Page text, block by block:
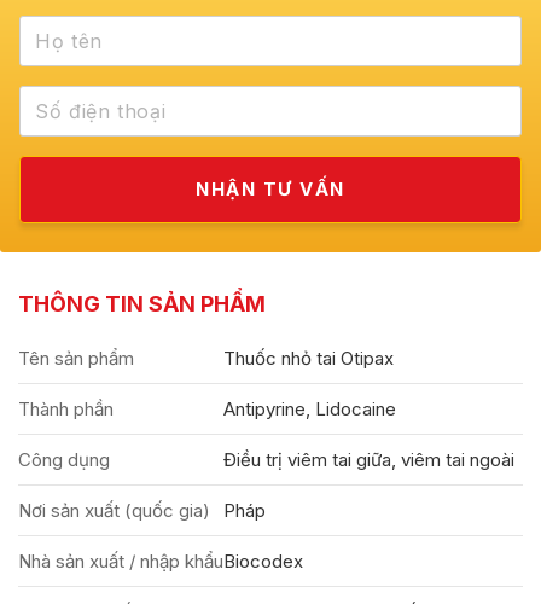
THÔNG TIN SẢN PHẨM
Tên sản phẩm Thuốc nhỏ tai Otipax
Thành phần Antipyrine, Lidocaine
Công dụng Điều trị viêm tai giữa, viêm tai ngoài
Nơi sản xuất (quốc gia) Pháp
Nhà sản xuất / nhập khẩuBiocodex